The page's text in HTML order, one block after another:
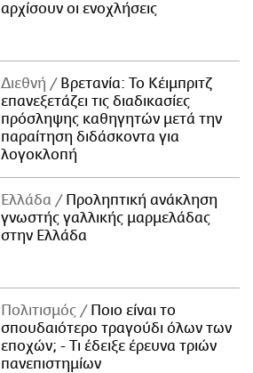
αρχίσουν οι ενοχλήσεις
Διεθνή
Βρετανία: Το Κέιμπριτζ
επανεξετάζει τις διαδικασίες
πρόσληψης καθηγητών μετά την
παραίτηση διδάσκοντα για
λογοκλοπή
Ελλάδα
Προληπτική ανάκληση
γνωστής γαλλικής μαρμελάδας
στην Ελλάδα
Πολιτισμός
Ποιο είναι το
σπουδαιότερο τραγούδι όλων των
εποχών; - Τι έδειξε έρευνα τριών
πανεπιστημίων